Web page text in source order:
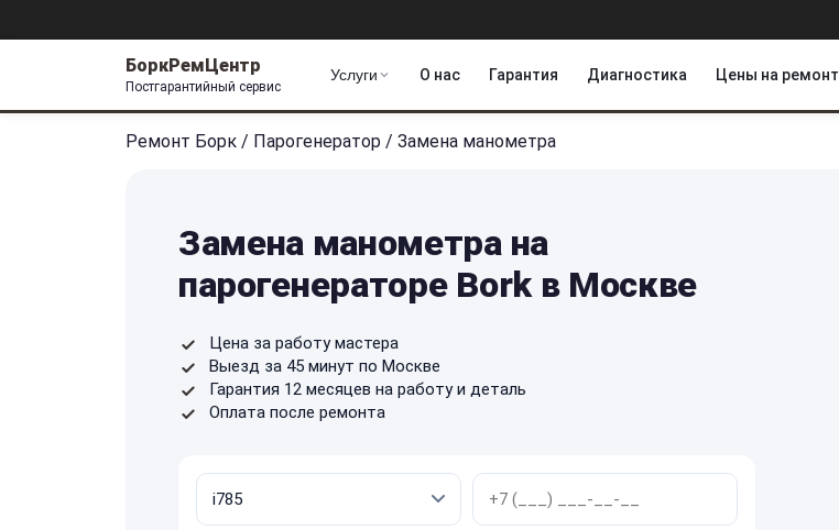
БоркРемЦентр
Постгарантийный сервис
Услуги О нас Гарантия Диагностика Цены на ремонт
Ремонт Борк / Парогенератор / Замена манометра
Замена манометра на
парогенераторе Bork в Москве
Цена за работу мастера
Выезд за 45 минут по Москве
Гарантия 12 месяцев на работу и деталь
Оплата после ремонта